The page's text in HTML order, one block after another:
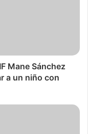
Mane Sánchez
a un niño con